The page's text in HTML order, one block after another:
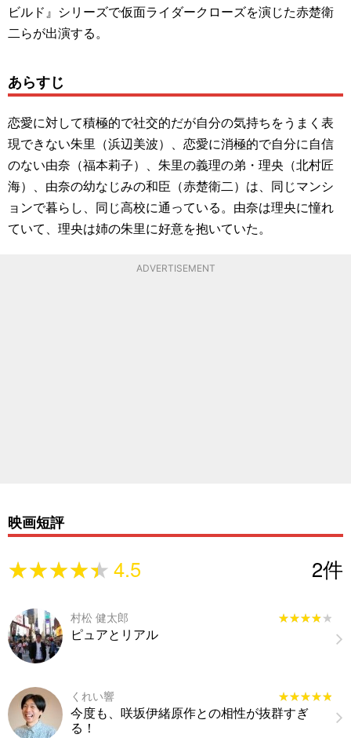
ビルド』シリーズで仮面ライダークローズを演じた赤楚衛
二らが出演する。
あらすじ
恋愛に対して積極的で社交的だが自分の気持ちをうまく表
現できない朱里（浜辺美波）、恋愛に消極的で自分に自信
のない由奈（福本莉子）、朱里の義理の弟・理央（北村匠
海）、由奈の幼なじみの和臣（赤楚衛二）は、同じマンシ
ョンで暮らし、同じ高校に通っている。由奈は理央に憧れ
ていて、理央は姉の朱里に好意を抱いていた。
ADVERTISEMENT
映画短評
★★★★★
★★★★★4.5 2件
村松 健太郎 ★★★★★
★★★★★
ピュアとリアル
くれい響 ★★★★★
★★★★★
今度も、咲坂伊緒原作との相性が抜群すぎ
る！